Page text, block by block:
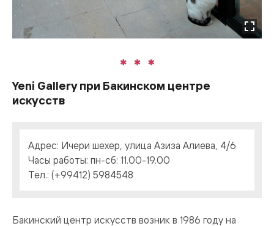
Yeni Gallery при Бакинском центре
искусств
Адрес: Ичери шехер, улица Азиза Алиева, 4/6
Часы работы: пн-сб: 11.00-19.00
Тел.: (+99412) 5984548
Бакинский центр искусств возник в 1986 году на